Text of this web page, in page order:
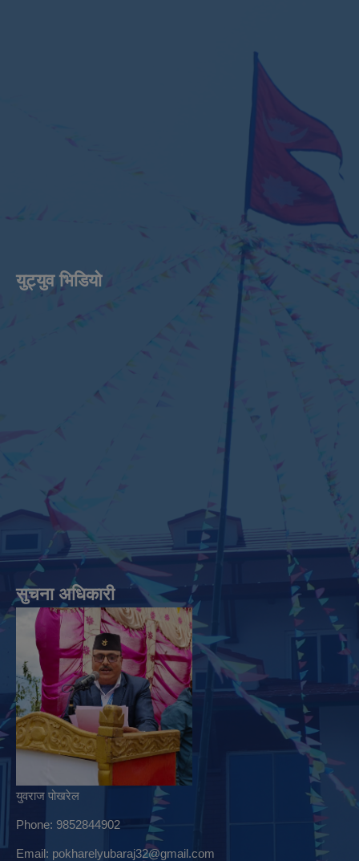
युट्युव भिडियाे
सुचना अधिकारी
युवराज पोखरेल
Phone: 9852844902
Email: pokharelyubaraj32@gmail.com